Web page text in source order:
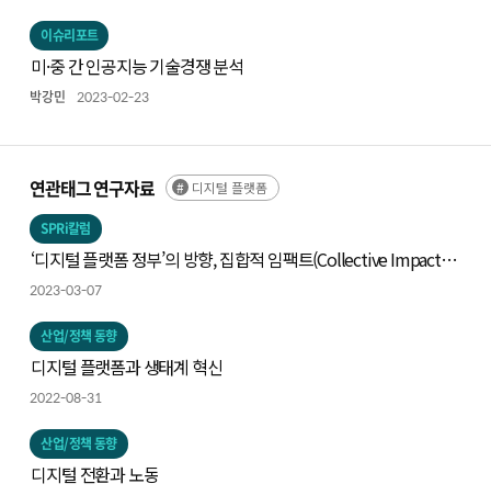
이슈리포트
미·중 간 인공지능 기술경쟁 분석
박강민 2023-02-23
연관태그 연구자료 디지털 플랫폼
SPRi칼럼
‘디지털 플랫폼 정부’의 방향, 집합적 임팩트(Collective Impact)를
통한 접근
2023-03-07
산업/정책 동향
디지털 플랫폼과 생태계 혁신
2022-08-31
산업/정책 동향
디지털 전환과 노동